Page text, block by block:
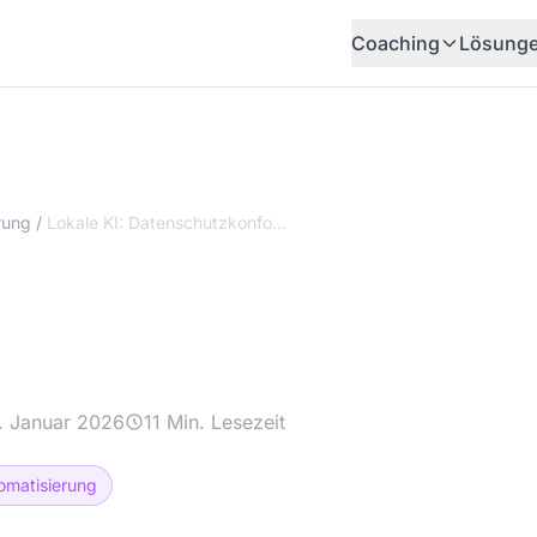
Coaching
/ Lokale KI: Datenschutzkonform ohne Cloud — Leitfaden für Selbstständige
Januar 2026 11 Min. Lesezeit